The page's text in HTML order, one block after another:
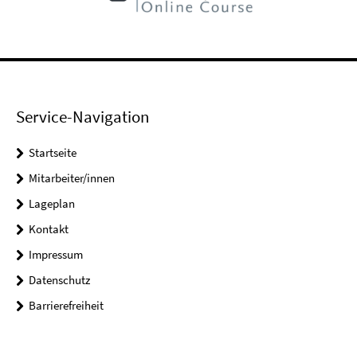
Service-Navigation
Startseite
Mitarbeiter/innen
Lageplan
Kontakt
Impressum
Datenschutz
Barrierefreiheit